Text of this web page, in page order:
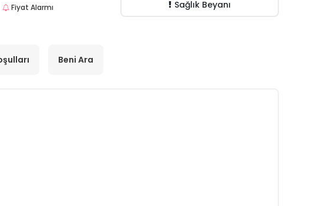
Fiyat Alarmı
FİYAT!188.55 TL!
ml 279.50 TL!
149.90 TL!
Sağlık Beyanı
Beni Ara